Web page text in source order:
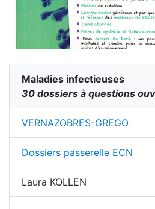
Maladies infectieuses
30 dossiers à questions
VERNAZOBRES-GREGO
Dossiers passerelle ECN
Laura KOLLEN